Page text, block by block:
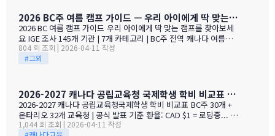
y 세미아무 세컨더리 | Surrey, BC주 | 공립 고등학교 재학생 수 1,5
14명 소속 교육청 써리 교육청 (SD36) 학교 소개 학업 성과 상위 1
5%, 졸업률 95%, 우등생 비율 86% ELL(ESL) 비율 확인 가능 국제
학생 비율 확인 가능 * 위와 같은 기본 정보는 695개 전체 학교에서
2026 BC주 여름 캠프 가이드 — 우리 아이에게 딱 맞는 캠프 찾기
2026 BC 여름 캠프 가이드 우리 아이에게 딱 맞는 캠프를 찾아보세
요 IGE 조사 145개 기관 | 7개 카테고리 | BC주 전역 캐나다 여름방학
은 약 10주(6월 말~9월 초). 이 기간 아이들의 활동 계획은 필수입니
다. IGE가 BC주 145개 기관의 섬머캠프를 전수 조사했습니다. 캐나
문화 없음 -- 아이가 집에서 10주 = 부모 부담 -- 영어 유지 + 사회성
발달 기회 필요 섬머캠프의 가치 -- 영어 환경 지속 (캐나다 아이들과
어울림) -- 스포츠, 예술, 과학 등 다양한 체험 -- 독립심, 사회성 발달
-- 새 학기 전 친구 만들기 -- 부모님도 자유 시간 확보 이런 캠프들이
있습니다 (미리보기) IGE가 조사한 145개 기관의 캠프를 7개 카테
804 회 조회 | 2026-04-11 작성
#그외
2026-2027 캐나다 공립교육청 국제학생 학비 비교표 (BC+ON 62개)
2026-2027 캐나다 공립교육청국제학생 학비 비교표 BC주 30개 +
온타리오 32개 교육청 | 공식 발표 기준 환율: CAD $1 = 로딩중... 기
준 (실시간) | IGE (I Global Education) 국제학생 학비(Tuition)는 교
1,044 회 조회 | 2026-04-11 작성